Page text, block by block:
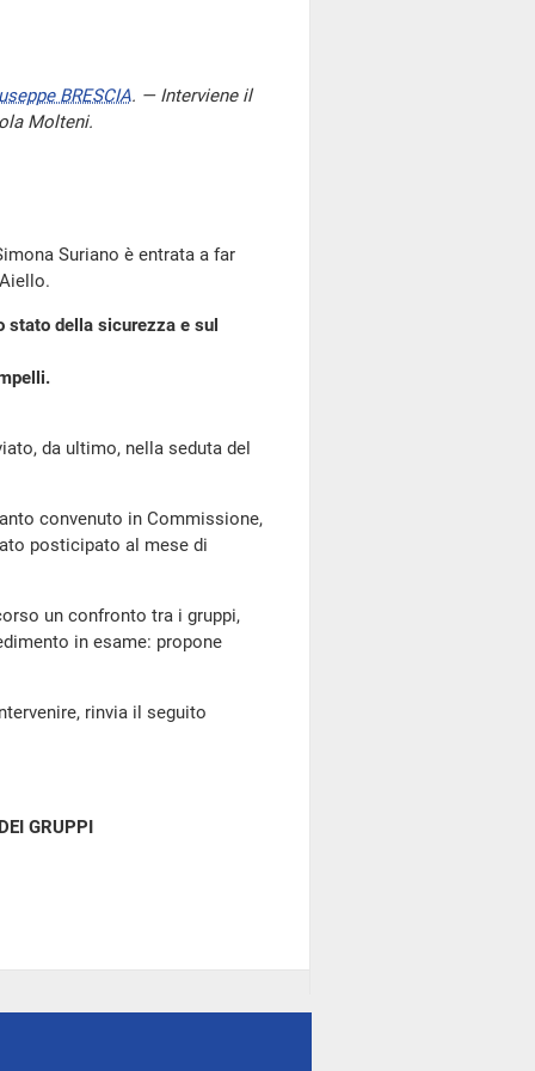
BRESCIA. — Interviene il
Molteni.
Suriano è entrata a far
stato della sicurezza e sul
da ultimo, nella seduta del
convenuto in Commissione,
posticipato al mese di
un confronto tra i gruppi,
in esame: propone
rinvia il seguito
GRUPPI